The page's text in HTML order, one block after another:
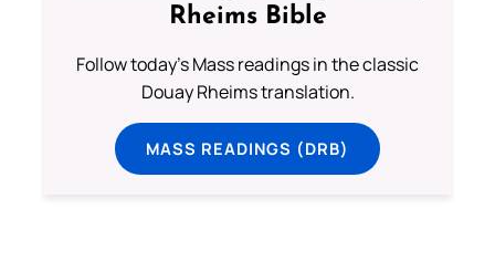
Rheims Bible
Follow today's Mass readings in the classic
Douay Rheims translation.
MASS READINGS (DRB)